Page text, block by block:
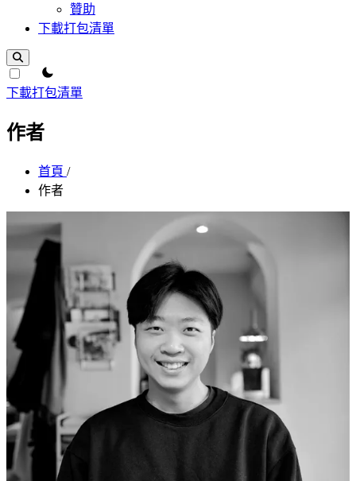
贊助
下載打包清單
theme switcher
下載打包清單
作者
首頁 /
作者